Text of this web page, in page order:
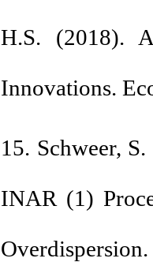
‎H‎.S. (2018).
Innovations‎.
15. Schweer‎,
INAR (1)